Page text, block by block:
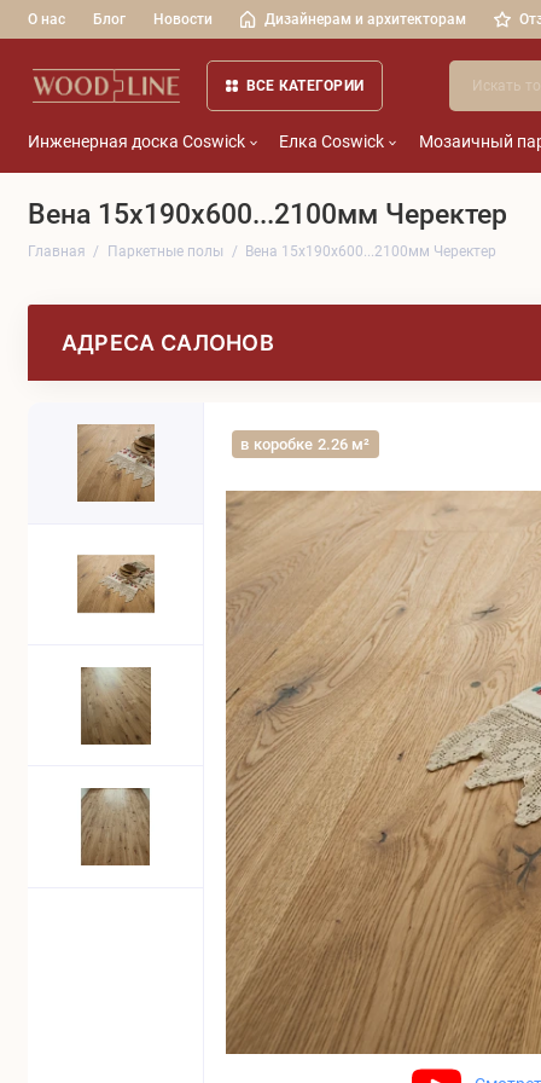
О нас Блог Новости Дизайнерам и архитекторам
ВСЕ КАТЕГОРИИ
Инженерная доска Coswick Елка Coswick Мозаичный
Вена 15x190x600...2100мм Черектер
Главная Паркетные полы Вена 15x190x600...2100мм Черектер
АДРЕСА САЛОНОВ
в коробке 2.26 м²